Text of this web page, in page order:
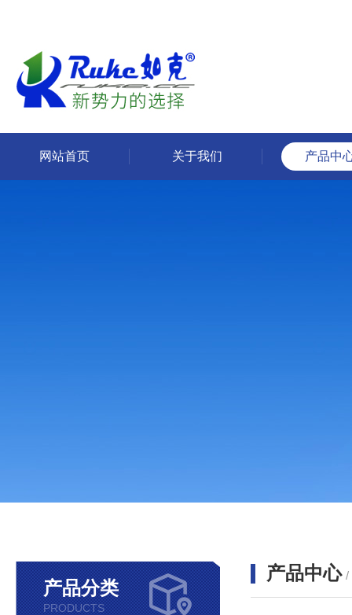
网站首页 关于我们 产品中
产品分类
PRODUCTS
产品中心 /